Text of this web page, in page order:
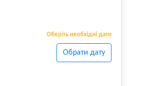
Оберіть необхідні дати
Обрати дату